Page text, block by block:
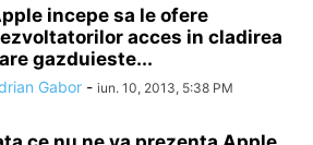
incepe sa le ofere
acces in cladirea
gazduieste...
Gabor - iun. 10, 2013, 5:38 PM